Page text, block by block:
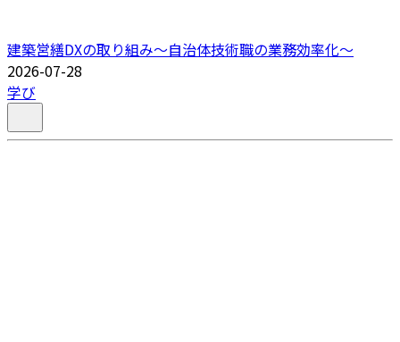
建築営繕DXの取り組み～自治体技術職の業務効率化～
2026-07-28
学び